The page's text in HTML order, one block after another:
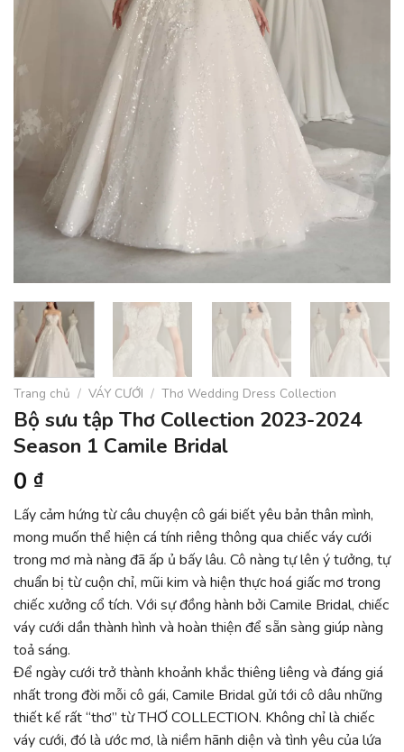
Trang chủ / VÁY CƯỚI / Thơ Wedding Dress Collection
Bộ sưu tập Thơ Collection 2023-2024
Season 1 Camile Bridal
0 ₫
Lấy cảm hứng từ câu chuyện cô gái biết yêu bản thân mình,
mong muốn thể hiện cá tính riêng thông qua chiếc váy cưới
trong mơ mà nàng đã ấp ủ bấy lâu. Cô nàng tự lên ý tưởng, tự
chuẩn bị từ cuộn chỉ, mũi kim và hiện thực hoá giấc mơ trong
chiếc xưởng cổ tích. Với sự đồng hành bởi Camile Bridal, chiếc
váy cưới dần thành hình và hoàn thiện để sẵn sàng giúp nàng
toả sáng.
Để ngày cưới trở thành khoảnh khắc thiêng liêng và đáng giá
nhất trong đời mỗi cô gái, Camile Bridal gửi tới cô dâu những
thiết kế rất “thơ” từ THƠ COLLECTION. Không chỉ là chiếc
váy cưới, đó là ước mơ, là niềm hãnh diện và tình yêu của lứa